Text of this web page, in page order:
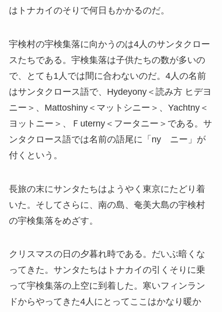
はトナカイのそりで何日もかかるのだ。
宇検村の宇検集落に向かうのは4人のサンタクロー
スたちである。宇検集落は子供たちの数が多いの
で、とても1人では間に合わないのだ。4人の名前
はサンタクロース語で、Hydeyony＜読み方 ヒデヨ
ニー＞、Mattoshiny＜マットシニー＞、Yachtny＜
ヨットニー＞、Ｆuterny＜フータニー＞である。サ
ンタクロース語では名前の語尾に「ny ニー」が
付くという。
長旅の末にサンタたちはようやく東京にたどり着
いた。そしてさらに、南の島、奄美大島の宇検村
の宇検集落をめざす。
クリスマスの日の夕暮れ時である。だいぶ暗くな
ってきた。サンタたちはトナカイの引くそりに乗
って宇検集落の上空に到着した。寒いフィンラン
ドからやってきた4人にとってここはかなり暖か